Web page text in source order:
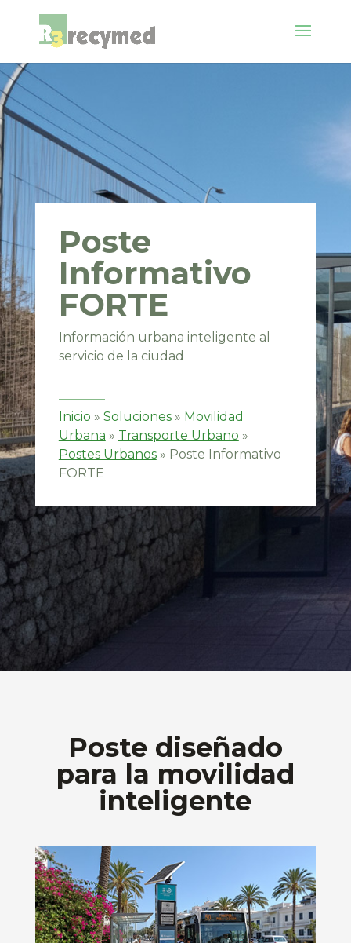
Poste
Informativo
FORTE
Información urbana inteligente al
servicio de la ciudad
Inicio » Soluciones» Movilidad
Urbana » Transporte Urbano »
Postes Urbanos» Poste Informativo
FORTE
Poste diseñado
para la movilidad
inteligente